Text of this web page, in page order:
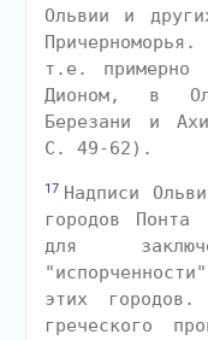
Ольвии и
т.е. примерно
Дионом, в
Березани и
С. 49-62).
17 Надписи
городов Понта
для
этих городов.
греческого